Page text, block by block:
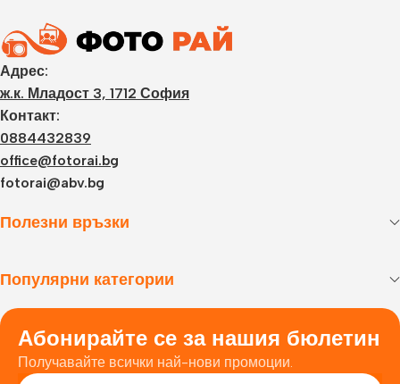
Адрес:
ж.к. Младост 3, 1712 София
Контакт:
0884432839
office@fotorai.bg
fotorai@abv.bg
Полезни връзки
Популярни категории
Абонирайте се за нашия бюлетин
Получавайте всички най-нови промоции.